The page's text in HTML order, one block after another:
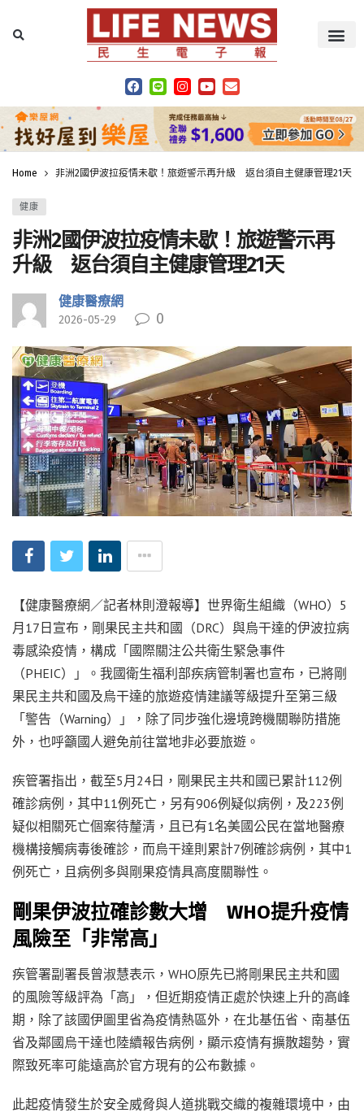
Home 非洲2國伊波拉疫情未歇！旅遊警示再升級 返台須自主健康管理21天
健康
非洲2國伊波拉疫情未歇！旅遊警示再
升級 返台須自主健康管理21天
健康醫療網
2026-05-29 0
【健康醫療網／記者林則澄報導】世界衛生組織（WHO）5
月17日宣布，剛果民主共和國（DRC）與烏干達的伊波拉病
毒感染疫情，構成「國際關注公共衛生緊急事件
（PHEIC）」。我國衛生福利部疾病管制署也宣布，已將剛
果民主共和國及烏干達的旅遊疫情建議等級提升至第三級
「警告（Warning）」，除了同步強化邊境跨機關聯防措施
外，也呼籲國人避免前往當地非必要旅遊。
疾管署指出，截至5月24日，剛果民主共和國已累計112例
確診病例，其中11例死亡，另有906例疑似病例，及223例
疑似相關死亡個案待釐清，且已有1名美國公民在當地醫療
機構接觸病毒後確診，而烏干達則累計7例確診病例，其中1
例死亡，且病例多與剛果疫情具高度關聯性。
剛果伊波拉確診數大增 WHO提升疫情
風險至「非常高」
疾管署副署長曾淑慧表示，WHO原先已將剛果民主共和國
的風險等級評為「高」，但近期疫情正處於快速上升的高峰
期，除了該國伊圖里省為疫情熱區外，在北基伍省、南基伍
省及鄰國烏干達也陸續報告病例，顯示疫情有擴散趨勢，實
際致死率可能遠高於官方現有的公布數據。
此起疫情發生於安全威脅與人道挑戰交織的複雜環境中，由